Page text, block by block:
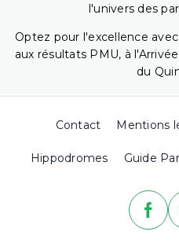
l'univers des
Optez pour l'excellence
aux résultats PMU, à
du
Contact Mentions
Hippodromes Guide